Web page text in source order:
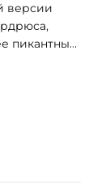
версии
пикантным
работы